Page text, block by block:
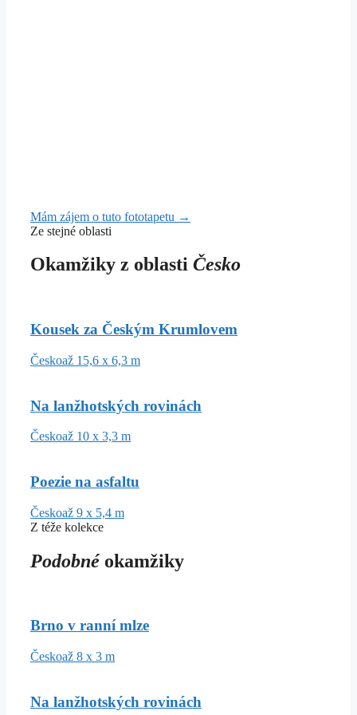
Mám zájem o tuto fototapetu →
Ze stejné oblasti
Okamžiky z oblasti Česko
Kousek za Českým Krumlovem
Českoaž 15,6 x 6,3 m
Na lanžhotských rovinách
Českoaž 10 x 3,3 m
Poezie na asfaltu
Českoaž 9 x 5,4 m
Z téže kolekce
Podobnéokamžiky
Brno v ranní mlze
Českoaž 8 x 3 m
Na lanžhotských rovinách